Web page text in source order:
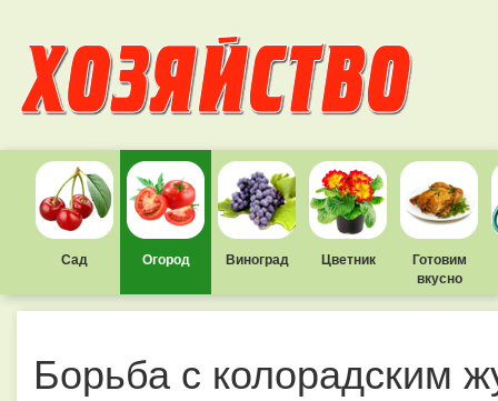
Сад Огород Виноград Цветник
Готовим
вкусно
Борьба с колорадским